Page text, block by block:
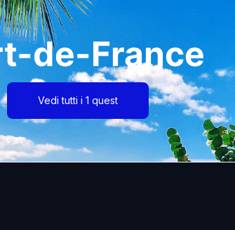
de-France
Vedi tutti i 1 quest